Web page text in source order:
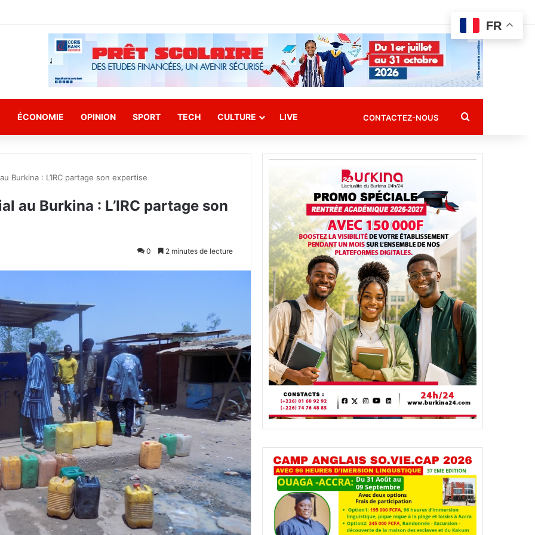
ÉCONOMIE OPINION SPORT TECH CULTURE LIVE CONTACTEZ-NOUS Rechercher
Burkina : L’IRC partage son expertise
au Burkina : L’IRC partage son
0 2 minutes de lecture
FR